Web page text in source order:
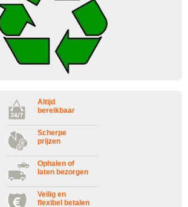
Altijd
bereikbaar
Scherpe
prijzen
Ophalen of
laten bezorgen
Veilig en
flexibel betalen